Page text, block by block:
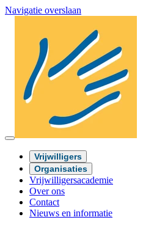
Navigatie overslaan
Vrijwilligers
Organisaties
Vrijwilligersacademie
Over ons
Contact
Nieuws en informatie